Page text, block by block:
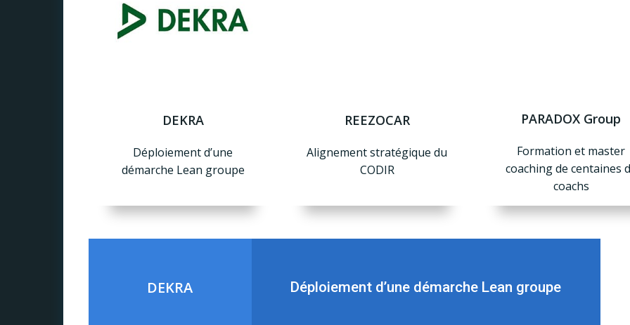
DEKRA
Déploiement d’une
démarche Lean groupe
REEZOCAR
Alignement stratégique du
CODIR
PARADOX Group
Formation et master
coaching de centaines
coachs
DEKRA Déploiement d’une démarche Lean groupe